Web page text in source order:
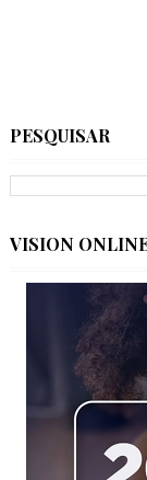
PESQUISAR
VISION